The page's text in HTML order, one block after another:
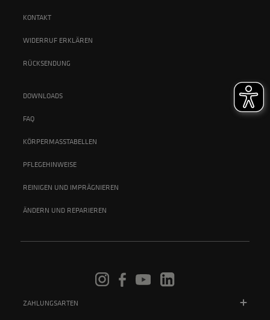
KONTAKT
WIDERRUF ERKLÄREN
RÜCKSENDUNG
DOWNLOADS
FAQ
KÖRPERMASSTABELLEN
PFLEGEHINWEISE
REINIGEN UND IMPRÄGNIEREN
ÄNDERN UND REPARIEREN
ZAHLUNGSARTEN